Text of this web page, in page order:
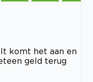
komt het aan en
geld terug